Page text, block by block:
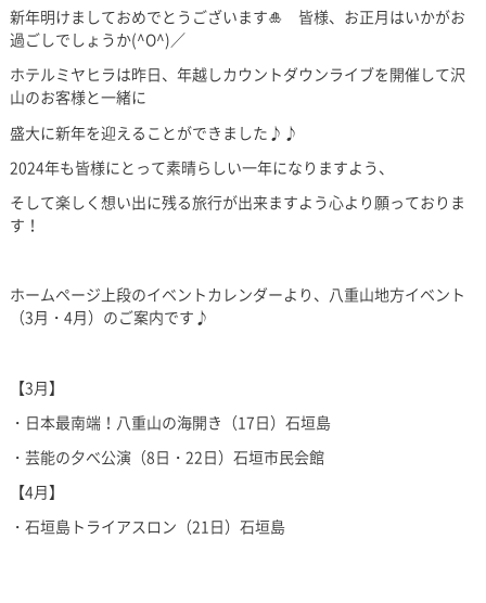
新年明けましておめでとうございます🎍 皆様、お正月はいかがお
過ごしでしょうか(^O^)／
ホテルミヤヒラは昨日、年越しカウントダウンライブを開催して沢
山のお客様と一緒に
盛大に新年を迎えることができました♪♪
2024年も皆様にとって素晴らしい一年になりますよう、
そして楽しく想い出に残る旅行が出来ますよう心より願っておりま
す！
ホームページ上段のイベントカレンダーより、八重山地方イベント
（3月・4月）のご案内です♪
【3月】
・日本最南端！八重山の海開き（17日）石垣島
・芸能の夕べ公演（8日・22日）石垣市民会館
【4月】
・石垣島トライアスロン（21日）石垣島